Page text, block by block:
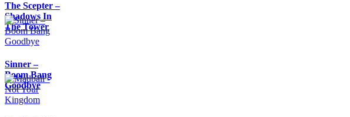
The Scepter –
Shadows In
The Tower
Sinner –
Boom Bang
Goodbye